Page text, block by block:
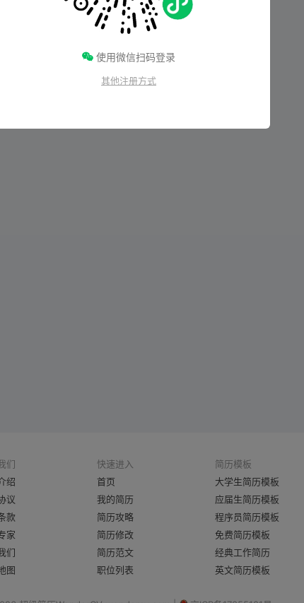
使用微信扫码登录
其他注册方式
们
绍
议
款
家
们
图
快速进入
首页
我的简历
简历攻略
简历修改
简历范文
职位列表
简历模板
大学生简历模板
应届生简历模板
程序员简历模板
免费简历模板
经典工作简历
英文简历模板